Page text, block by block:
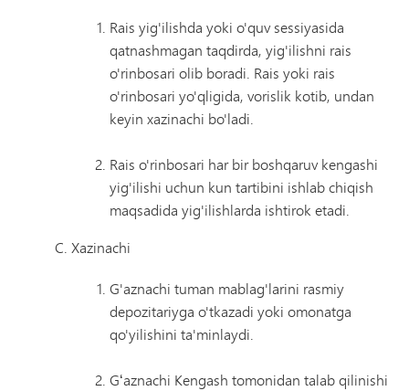
Rais yig'ilishda yoki o'quv sessiyasida
qatnashmagan taqdirda, yig'ilishni rais
o'rinbosari olib boradi. Rais yoki rais
o'rinbosari yo'qligida, vorislik kotib, undan
keyin xazinachi bo'ladi.
Rais o'rinbosari har bir boshqaruv kengashi
yig'ilishi uchun kun tartibini ishlab chiqish
maqsadida yig'ilishlarda ishtirok etadi.
C. Xazinachi
G'aznachi tuman mablag'larini rasmiy
depozitariyga o'tkazadi yoki omonatga
qo'yilishini ta'minlaydi.
Gʻaznachi Kengash tomonidan talab qilinishi